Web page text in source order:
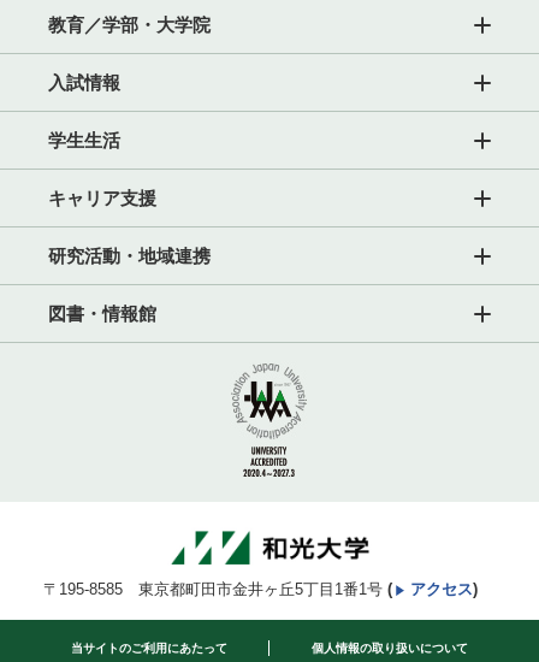
教育／学部・大学院
入試情報
学生生活
キャリア支援
研究活動・地域連携
図書・情報館
〒195-8585 東京都町田市金井ヶ丘5丁目1番1号 ( アクセス)
当サイトのご利用にあたって 個人情報の取り扱いについて